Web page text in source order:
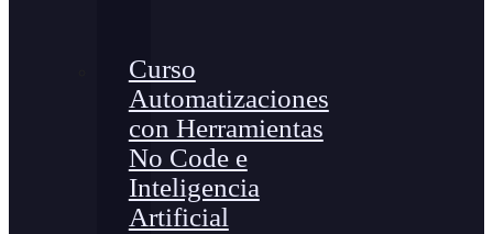
Curso
Automatizaciones
con Herramientas
No Code e
Inteligencia
Artificial